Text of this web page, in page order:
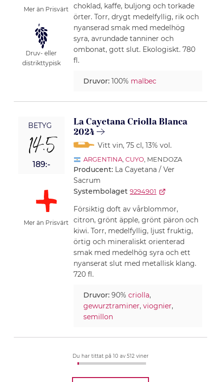
Mer än Prisvärt
Druv- eller
distrikttypisk
choklad, kaffe, buljong och torkade
örter. Torr, drygt medelfyllig, rik och
nyanserad smak med medelhög
syra, avrundade tanniner och
ombonat, gott slut. Ekologiskt. 780
fl.
Druvor:100% malbec
BETYG
14.5
189:-
Mer än Prisvärt
La Cayetana Criolla Blanca
2024
Vitt vin, 75 cl, 13% vol.
ARGENTINA, CUYO, MENDOZA
Producent: La Cayetana / Ver
Sacrum
Systembolaget 9294901
Försiktig doft av vårblommor,
citron, grönt äpple, grönt päron och
kiwi. Torr, medelfyllig, ljust fruktig,
örtig och mineraliskt orienterad
smak med medelhög syra och ett
nyanserat slut med metallisk klang.
720 fl.
Druvor:90%criolla,
gewurztraminer,viognier,
semillon
Du har tittat på 10 av 512 viner